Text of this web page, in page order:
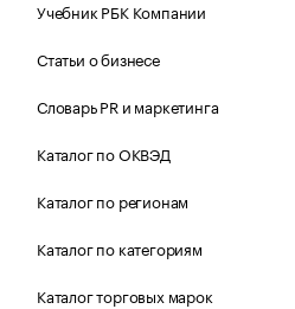
Учебник РБК Компании
Статьи о бизнесе
Словарь PR и маркетинга
Каталог по ОКВЭД
Каталог по регионам
Каталог по категориям
Каталог торговых марок